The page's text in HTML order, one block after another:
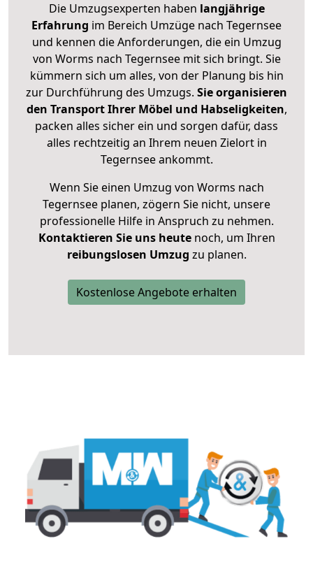
Die Umzugsexperten haben langjährige
Erfahrung im Bereich Umzüge nach Tegernsee
und kennen die Anforderungen, die ein Umzug
von Worms nach Tegernsee mit sich bringt. Sie
kümmern sich um alles, von der Planung bis hin
zur Durchführung des Umzugs. Sie organisieren
den Transport Ihrer Möbel und Habseligkeiten,
packen alles sicher ein und sorgen dafür, dass
alles rechtzeitig an Ihrem neuen Zielort in
Tegernsee ankommt.
Wenn Sie einen Umzug von Worms nach
Tegernsee planen, zögern Sie nicht, unsere
professionelle Hilfe in Anspruch zu nehmen.
Kontaktieren Sie uns heutenoch, um Ihren
reibungslosen Umzug zu planen.
Kostenlose Angebote erhalten